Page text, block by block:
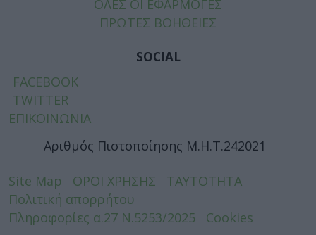
ΟΛΕΣ ΟΙ ΕΦΑΡΜΟΓΕΣ
ΠΡΩΤΕΣ ΒΟΗΘΕΙΕΣ
SOCIAL
FACEBOOK
TWITTER
ΕΠΙΚΟΙΝΩΝΙΑ
Αριθμός Πιστοποίησης Μ.Η.Τ.242021
Site Map ΟΡΟΙ ΧΡΗΣΗΣ
ΤΑΥΤΟΤΗΤΑ
Πολιτική απορρήτου
Πληροφορίες α.27 Ν.5253/2025
Cookies